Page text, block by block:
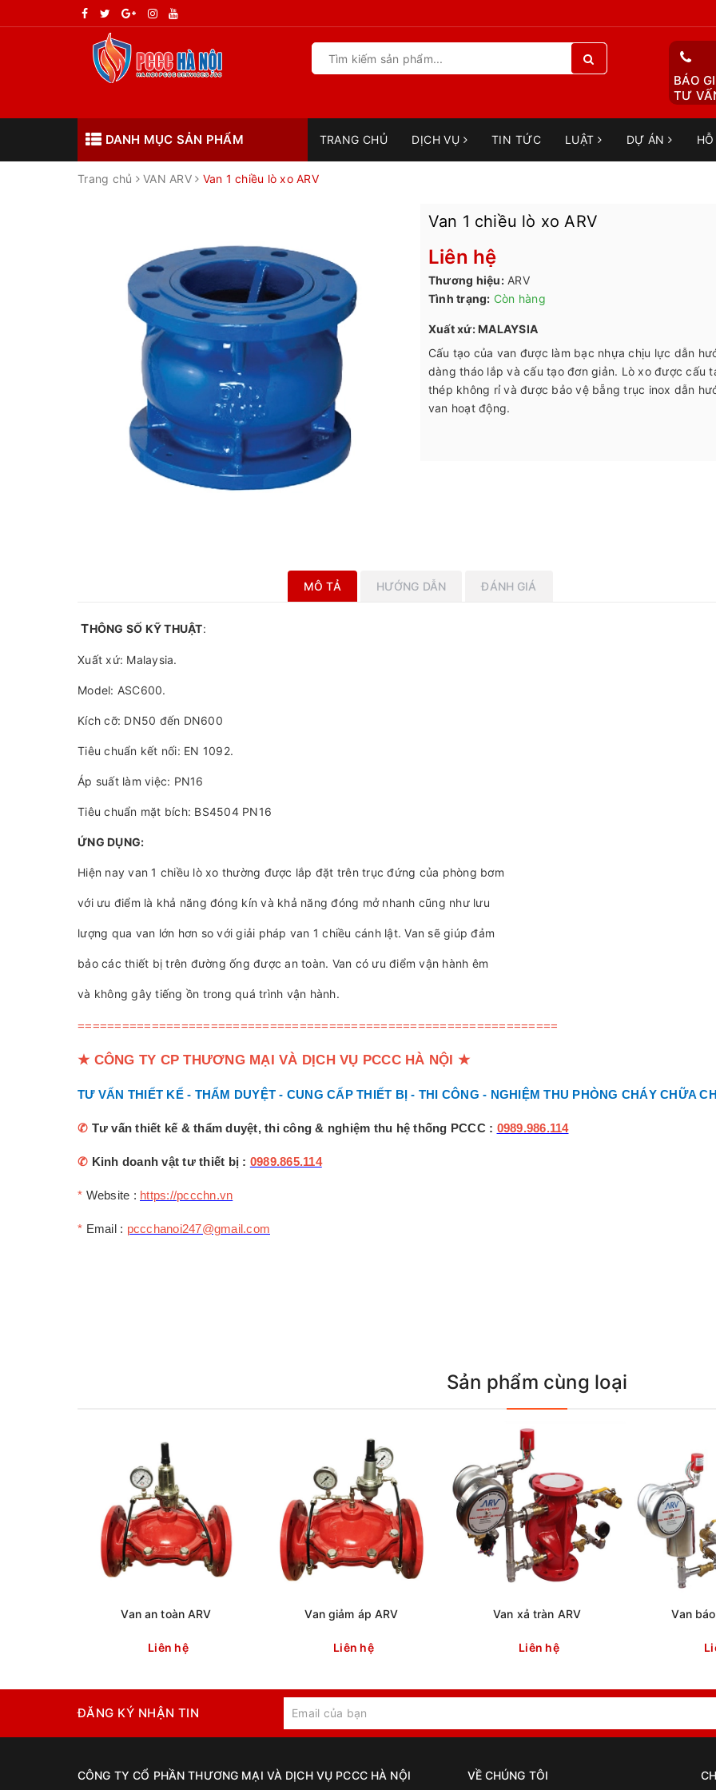
BÁO
TƯ
DANH MỤC SẢN PHẨM TRANG CHỦ DỊCH VỤ TIN TỨC LUẬT DỰ ÁN
Trang chủ VAN ARV Van 1 chiều lò xo ARV
Van 1 chiều lò xo ARV
Liên hệ
Thương hiệu: ARV
Tình trạng: Còn hàng
Xuất xứ: MALAYSIA
Cấu tạo của van được làm bạc nhựa chịu lực dẫn
dàng tháo lắp và cấu tạo đơn giản. Lò xo được cấu
thép không rỉ và được bảo vệ bẵng trục inox dẫn
van hoạt động.
MÔ TẢ HƯỚNG DẪN ĐÁNH GIÁ
THÔNG SỐ KỸ THUẬT:
Xuất xứ: Malaysia.
Model: ASC600.
Kích cỡ: DN50 đến DN600
Tiêu chuẩn kết nối: EN 1092.
Áp suất làm việc: PN16
Tiêu chuẩn mặt bích: BS4504 PN16
ỨNG DỤNG:
Hiện nay van 1 chiều lò xo thường được lắp đặt trên trục đứng của phòng bơm
với ưu điểm là khả năng đóng kín và khả năng đóng mở nhanh cũng như lưu
lượng qua van lớn hơn so với giải pháp van 1 chiều cánh lật. Van sẽ giúp đảm
bảo các thiết bị trên đường ống được an toàn. Van có ưu điểm vận hành êm
và không gây tiếng ồn trong quá trình vận hành.
=================================================================
★ CÔNG TY CP THƯƠNG MẠI VÀ DỊCH VỤ PCCC HÀ NỘI ★
TƯ VẤN THIẾT KẾ - THẨM DUYỆT - CUNG CẤP THIẾT BỊ - THI CÔNG - NGHIỆM THU PHÒNG CHÁY CHỮA
✆ Tư vấn thiết kế & thẩm duyệt, thi công & nghiệm thu hệ thống PCCC : 0989.986.114
✆ Kinh doanh vật tư thiết bị : 0989.865.114
* Website : https://pccchn.vn
* Email : pccchanoi247@gmail.com
Sản phẩm cùng loại
Van an toàn ARV
Liên hệ
Van giảm áp ARV
Liên hệ
Van xả tràn ARV
Liên hệ
Van
ĐĂNG KÝ NHẬN TIN
CÔNG TY CỔ PHẦN THƯƠNG MẠI VÀ DỊCH VỤ PCCC HÀ NỘI VỀ CHÚNG TÔI